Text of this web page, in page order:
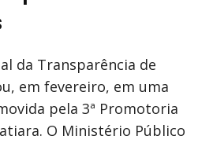
da Transparência de
em fevereiro, em uma
pela 3ª Promotoria
O Ministério Público